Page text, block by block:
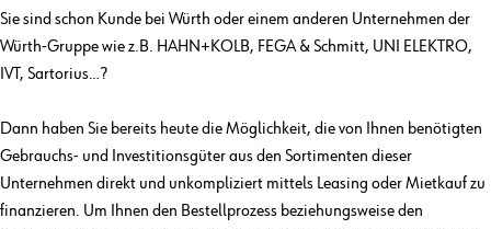
Sie sind schon Kunde bei Würth oder einem anderen Unternehmen der
Würth-Gruppe wie z.B. HAHN+KOLB, FEGA & Schmitt, UNI ELEKTRO,
IVT, Sartorius…?
Dann haben Sie bereits heute die Möglichkeit, die von Ihnen benötigten
Gebrauchs- und Investitionsgüter aus den Sortimenten dieser
Unternehmen direkt und unkompliziert mittels Leasing oder Mietkauf zu
finanzieren. Um Ihnen den Bestellprozess beziehungsweise den